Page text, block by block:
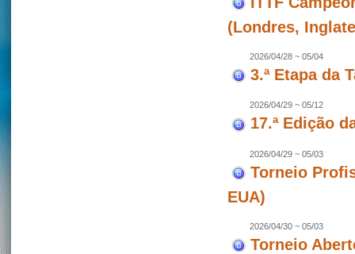
(Londres,
2026/04/28 ~ 05/04
3.ª Etapa da
2026/04/29 ~ 05/12
17.ª Edição
2026/04/29 ~ 05/03
Torneio
EUA)
2026/04/30 ~ 05/03
Torneio